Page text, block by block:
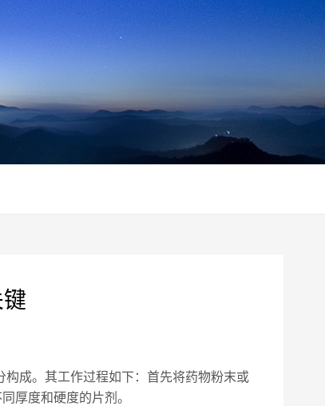
成。其工作过程如下：首先将药物粉末或
厚度和硬度的片剂。